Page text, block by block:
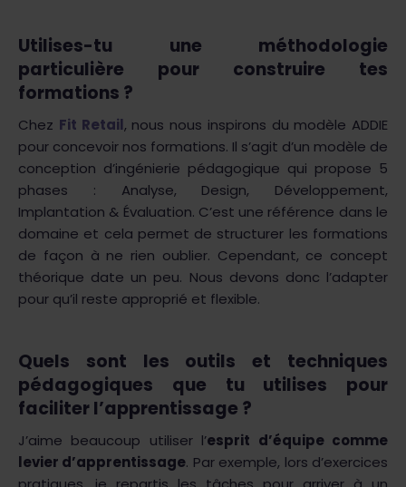
Utilises-tu une méthodologie
particulière pour construire tes
formations ?
Chez Fit Retail, nous nous inspirons du modèle ADDIE
pour concevoir nos formations. Il s’agit d’un modèle de
conception d’ingénierie pédagogique qui propose 5
phases : Analyse, Design, Développement,
Implantation & Évaluation. C’est une référence dans le
domaine et cela permet de structurer les formations
de façon à ne rien oublier. Cependant, ce concept
théorique date un peu. Nous devons donc l’adapter
pour qu’il reste approprié et flexible.
Quels sont les outils et techniques
pédagogiques que tu utilises pour
faciliter l’apprentissage ?
J’aime beaucoup utiliser l’esprit d’équipe comme
levier d’apprentissage. Par exemple, lors d’exercices